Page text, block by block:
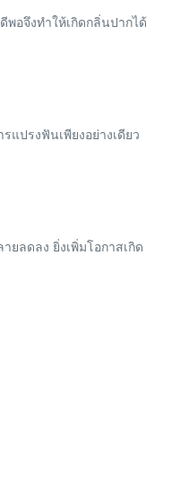
อจึงทำให้เกิดกลิ่นปากได้
แปรงฟันเพียงอย่างเดียว
ยลดลง ยิ่งเพิ่มโอกาสเกิด